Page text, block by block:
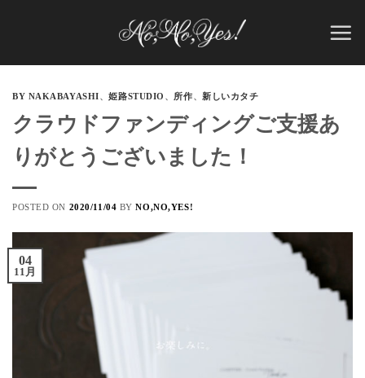
BY NAKABAYASHI、姫路STUDIO 、 所作、新しいカタチ
クラウドファンディングご支援あ
りがとうございました！
POSTED ON 2020/11/04 BYNO,NO,YES!
04
11月